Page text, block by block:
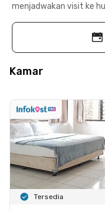
menjadwakan visit ke
Kamar
Tersedia